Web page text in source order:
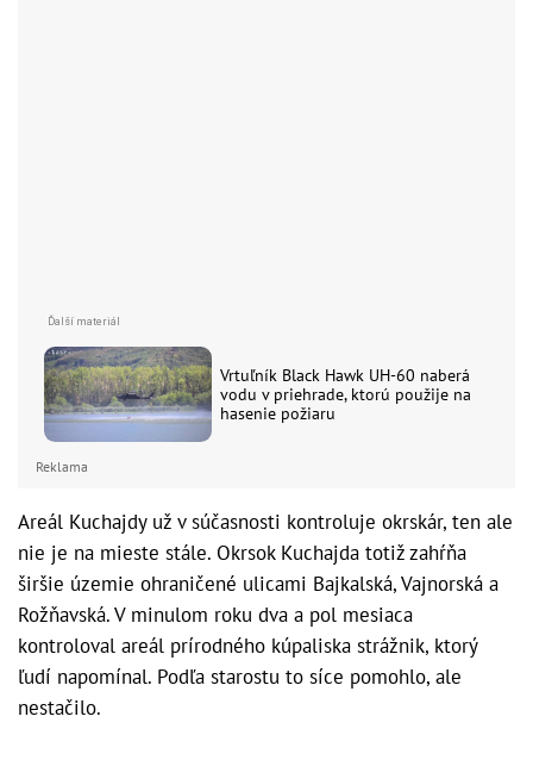
Vrtuľník Black Hawk UH-60 naberá
vodu v priehrade, ktorú použije na
hasenie požiaru
Reklama
Areál Kuchajdy už v súčasnosti kontroluje okrskár, ten ale
nie je na mieste stále. Okrsok Kuchajda totiž zahŕňa
širšie územie ohraničené ulicami Bajkalská, Vajnorská a
Rožňavská. V minulom roku dva a pol mesiaca
kontroloval areál prírodného kúpaliska strážnik, ktorý
ľudí napomínal. Podľa starostu to síce pomohlo, ale
nestačilo.